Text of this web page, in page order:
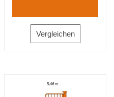
Vergleichen